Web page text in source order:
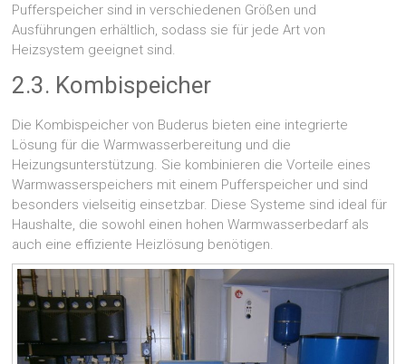
Pufferspeicher sind in verschiedenen Größen und
Ausführungen erhältlich, sodass sie für jede Art von
Heizsystem geeignet sind.
2.3. Kombispeicher
Die Kombispeicher von Buderus bieten eine integrierte
Lösung für die Warmwasserbereitung und die
Heizungsunterstützung. Sie kombinieren die Vorteile eines
Warmwasserspeichers mit einem Pufferspeicher und sind
besonders vielseitig einsetzbar. Diese Systeme sind ideal für
Haushalte, die sowohl einen hohen Warmwasserbedarf als
auch eine effiziente Heizlösung benötigen.